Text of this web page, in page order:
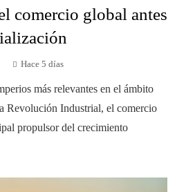
comercio global antes
Hace 5 días
más relevantes en el ámbito
Revolución Industrial, el comercio
propulsor del crecimiento